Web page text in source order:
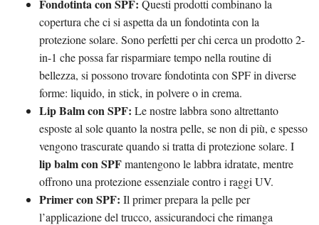
Fondotinta con SPF: Questi prodotti combinano la
copertura che ci si aspetta da un fondotinta con la
protezione solare. Sono perfetti per chi cerca un prodotto 2-
in-1 che possa far risparmiare tempo nella routine di
bellezza, si possono trovare fondotinta con SPF in diverse
forme: liquido, in stick, in polvere o in crema.
Lip Balm con SPF: Le nostre labbra sono altrettanto
esposte al sole quanto la nostra pelle, se non di più, e spesso
vengono trascurate quando si tratta di protezione solare. I
lip balm con SPFmantengono le labbra idratate, mentre
offrono una protezione essenziale contro i raggi UV.
Primer con SPF: Il primer prepara la pelle per
l’applicazione del trucco, assicurandoci che rimanga